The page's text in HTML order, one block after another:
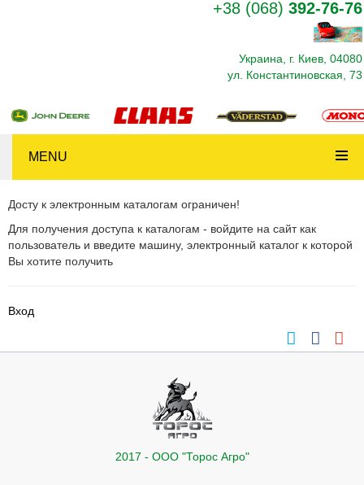
+38 (068) 392-76-76
Украина, г. Киев, 04080
ул. Константиновская, 73
MENU
Досту к электронным каталогам ограничен!
Для получения доступа к каталогам - войдите на сайт как
пользователь и введите машину, электронный каталог к которой
Вы хотите получить
Вход
2017 - ООО "Торос Агро"